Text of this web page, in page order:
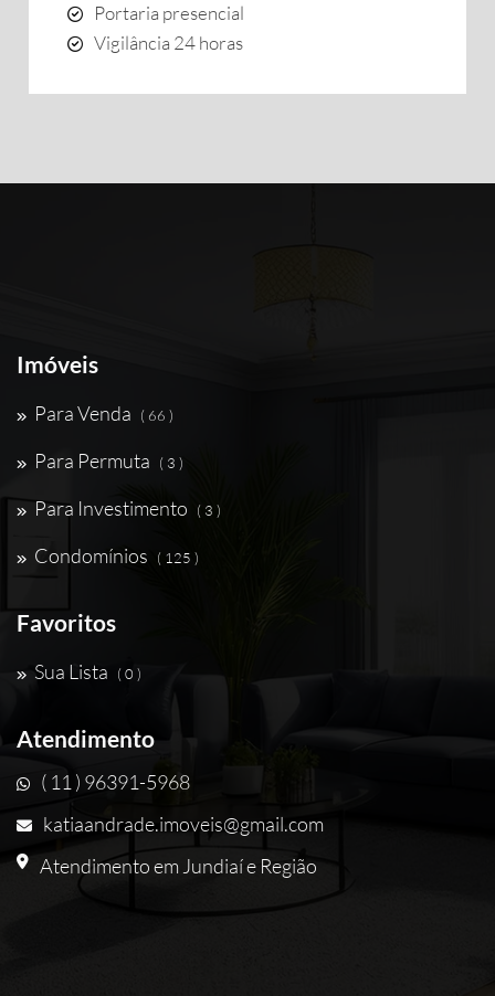
Portaria presencial
Vigilância 24 horas
Imóveis
Para Venda ( 66 )
Para Permuta ( 3 )
Para Investimento ( 3 )
Condomínios ( 125 )
Favoritos
Sua Lista ( 0 )
Atendimento
( 11 ) 96391-5968
katiaandrade.imoveis@gmail.com
Atendimento em Jundiaí e Região